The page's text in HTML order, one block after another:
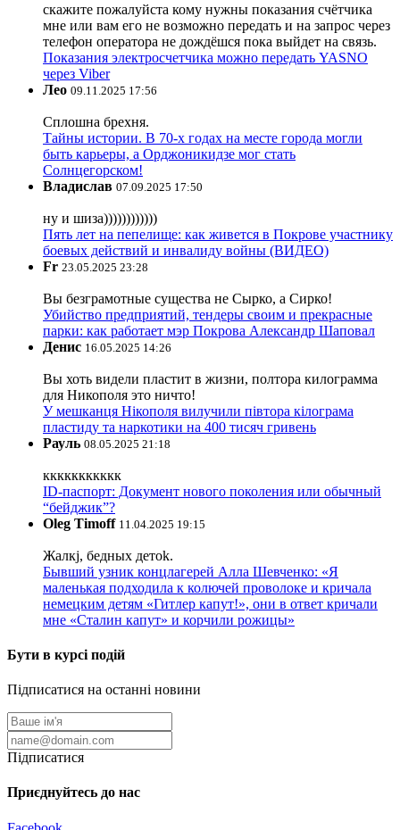
скажите пожалуйста кому нужны показания счётчика
мне или вам его не возможно передать и на запрос через
телефон оператора не дождёшся пока выйдет на связь.
Показания электросчетчика можно передать YASNO
через Viber
Лео 09.11.2025 17:56
Сплошна брехня.
Тайны истории. В 70-х годах на месте города могли
быть карьеры, а Орджоникидзе мог стать
Солнцегорском!
Владислав 07.09.2025 17:50
ну и шиза))))))))))))
Пять лет на пепелище: как живется в Покрове участнику
боевых действий и инвалиду войны (ВИДЕО)
Fr 23.05.2025 23:28
Вы безграмотные существа не Сырко, а Сирко!
Убийство предприятий, тендеры своим и прекрасные
парки: как работает мэр Покрова Александр Шаповал
Денис 16.05.2025 14:26
Вы хоть видели пластит в жизни, полтора килограмма
для Никополя это ничто!
У мешканця Нікополя вилучили півтора кілограма
пластиду та наркотики на 400 тисяч гривень
Рауль 08.05.2025 21:18
ккккккккккк
ID-паспорт: Документ нового поколения или обычный
“бейджик”?
Oleg Timoff 11.04.2025 19:15
Жалкj, бедных детok.
Бывший узник концлагерей Алла Шевченко: «Я
маленькая подходила к колючей проволоке и кричала
немецким детям «Гитлер капут!», они в ответ кричали
мне «Сталин капут» и корчили рожицы»
Бути в курсі подій
Підписатися на останні новини
Підписатися
Приєднуйтесь до нас